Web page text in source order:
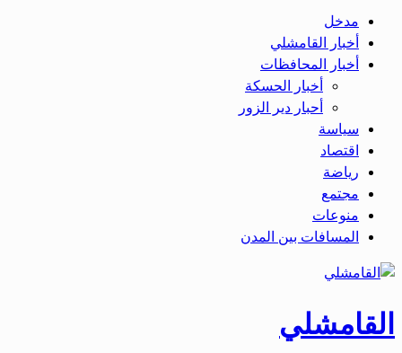
مدخل
أخبار القامشلي
أخبار المحافظات
أخبار الحسكة
أحبار دير الزور
سياسة
اقتصاد
رياضة
مجتمع
منوعات
المسافات بين المدن
القامشلي